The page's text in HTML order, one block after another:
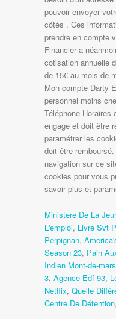
Ministere De La
L'emploi, Livre Svt
Perpignan,
Season 23, Pain
Indien Mont-de-
3, Agence Edf 93,
Netflix, Quelle
Centre De Détention,